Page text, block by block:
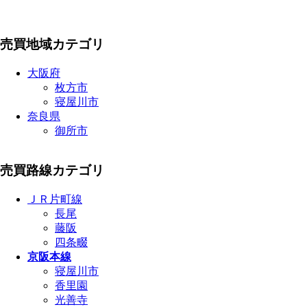
売買地域カテゴリ
大阪府
枚方市
寝屋川市
奈良県
御所市
売買路線カテゴリ
ＪＲ片町線
長尾
藤阪
四条畷
京阪本線
寝屋川市
香里園
光善寺